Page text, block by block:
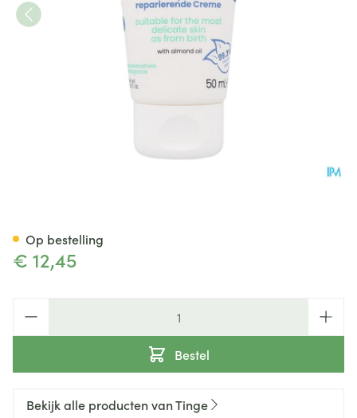
€ 12,45
Bestel
Op bestelling
Bekijk alle producten van Tinge